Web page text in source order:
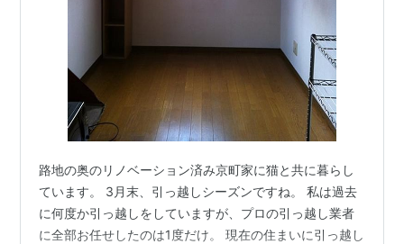
路地の奥のリノベーション済み京町家に猫と共に暮らし
ています。 3月末、引っ越しシーズンですね。 私は過去
に何度か引っ越しをしていますが、プロの引っ越し業者
に全部お任せしたのは1度だけ。 現在の住まいに引っ越し